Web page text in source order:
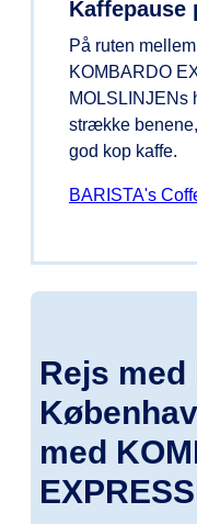
Kaffepause
På ruten
KOMBARDO
MOLSLINJENs
strække
god kop kaffe.
BARISTA's
Rejs
med